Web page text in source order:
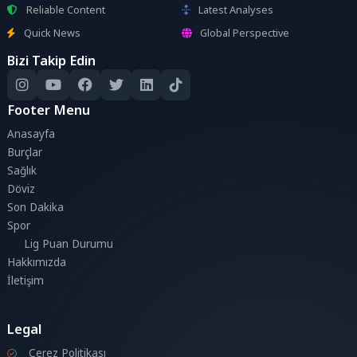
Reliable Content
Latest Analyses
Quick News
Global Perspective
Bizi Takip Edin
Footer Menu
Anasayfa
Burçlar
Sağlık
Döviz
Son Dakika
Spor
Lig Puan Durumu
Hakkımızda
İletişim
Legal
Çerez Politikası